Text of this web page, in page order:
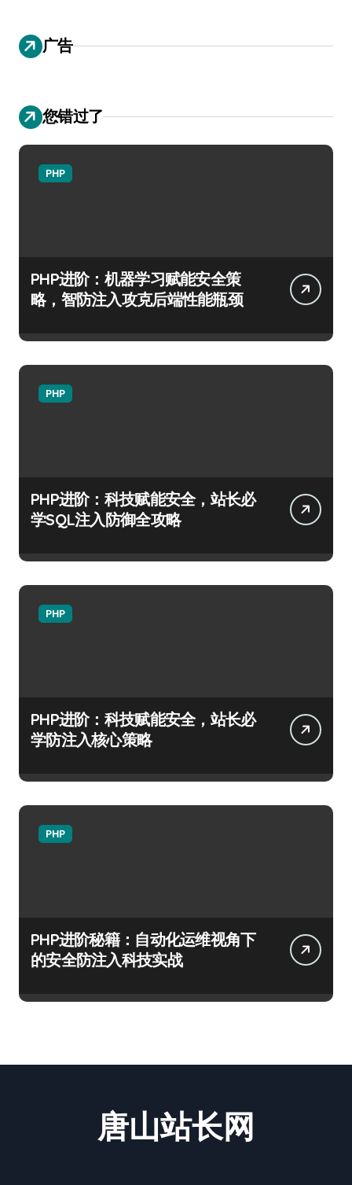
广告
您错过了
PHP
PHP进阶：机器学习赋能安全策
略，智防注入攻克后端性能瓶颈
PHP
PHP进阶：科技赋能安全，站长必
学SQL注入防御全攻略
PHP
PHP进阶：科技赋能安全，站长必
学防注入核心策略
PHP
PHP进阶秘籍：自动化运维视角下
的安全防注入科技实战
唐山站长网